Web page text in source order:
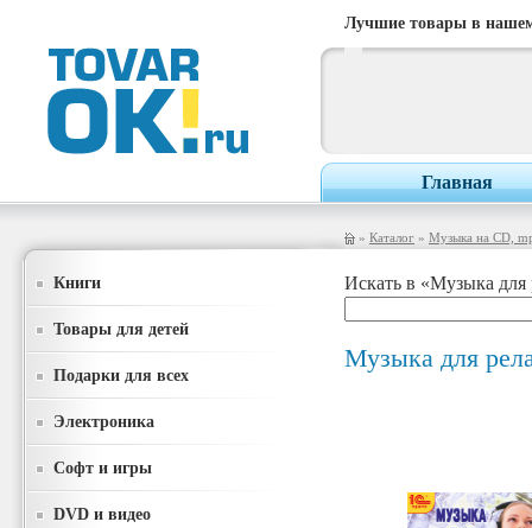
Лучшие товары в
Главная
» Каталог » Музыка на CD,
Книги
Товары для детей
Подарки для всех
Электроника
Софт и игры
DVD и видео
Искать в «Музыка для
Музыка для